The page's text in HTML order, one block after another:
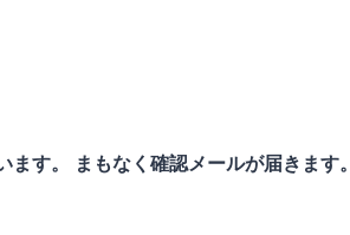
す。 まもなく確認メールが届きます。